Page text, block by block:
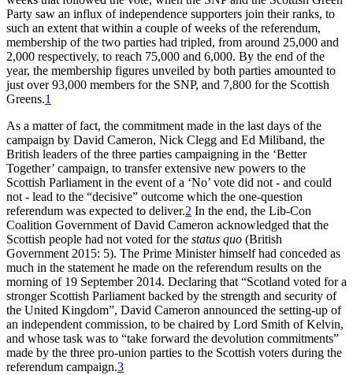
Party saw an influx of independence supporters join their ranks, to
such an extent that within a couple of weeks of the referendum,
membership of the two parties had tripled, from around 25,000 and
2,000 respectively, to reach 75,000 and 6,000. By the end of the
year, the membership figures unveiled by both parties amounted to
just over 93,000 members for the SNP, and 7,800 for the Scottish
Greens.1
As a matter of fact, the commitment made in the last days of the
campaign by David Cameron, Nick Clegg and Ed Miliband, the
British leaders of the three parties campaigning in the ‘Better
Together’ campaign, to transfer extensive new powers to the
Scottish Parliament in the event of a ‘No’ vote did not - and could
not - lead to the “decisive” outcome which the one-question
referendum was expected to deliver.2 In the end, the Lib-Con
Coalition Government of David Cameron acknowledged that the
Scottish people had not voted for the status quo (British
Government 2015: 5). The Prime Minister himself had conceded as
much in the statement he made on the referendum results on the
morning of 19 September 2014. Declaring that “Scotland voted for a
stronger Scottish Parliament backed by the strength and security of
the United Kingdom”, David Cameron announced the setting-up of
an independent commission, to be chaired by Lord Smith of Kelvin,
and whose task was to “take forward the devolution commitments”
made by the three pro-union parties to the Scottish voters during the
referendum campaign.3